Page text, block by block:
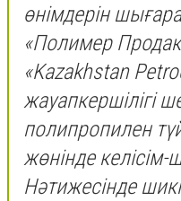
өнімдерін
«Полимер
«Kazakhstan
жауапкершілігі
полипропилен
жөнінде
Нәтижесінде